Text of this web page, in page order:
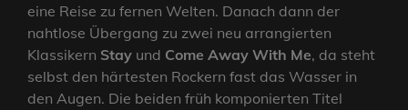
eine Reise zu fernen Welten. Danach dann der
nahtlose Übergang zu zwei neu arrangierten
Klassikern Stay und Come Away With Me, da steht
selbst den härtesten Rockern fast das Wasser in
den Augen. Die beiden früh komponierten Titel